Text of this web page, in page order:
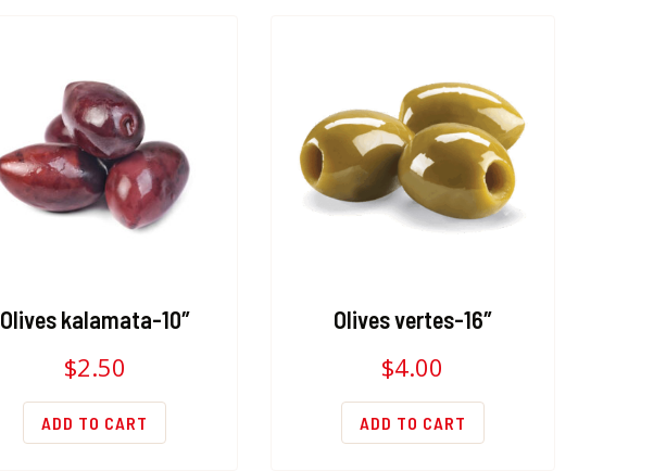
Olives kalamata-10″
$2.50
ADD TO CART
Olives vertes-16″
$4.00
ADD TO CART